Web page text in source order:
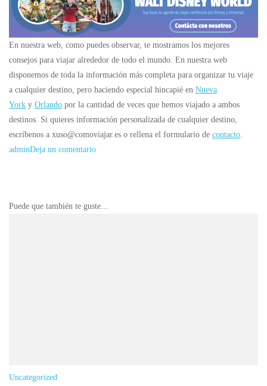
En nuestra web, como puedes observar, te mostramos los mejores
consejos para viajar alrededor de todo el mundo. En nuestra web
disponemos de toda la información más completa para organizar tu viaje
a cualquier destino, pero haciendo especial hincapié en Nueva
York y Orlando por la cantidad de veces que hemos viajado a ambos
destinos. Si quieres información personalizada de cualquier destino,
escríbenos a xuso@comoviajar.es o rellena el formulario de contacto
adminDeja un comentarioen
Disney
Navegación
Puede que también te guste...
Uncategorized